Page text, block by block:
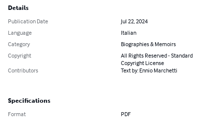
Details
Publication Date
Jul 22, 2024
Language
Italian
Category
Biographies & Memoirs
Copyright
All Rights Reserved - Standard
Copyright License
Contributors
Text by: Ennio Marchetti
Specifications
Format PDF